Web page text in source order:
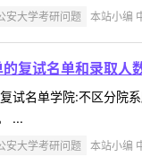
安大学考研问题 本站小编
复试名单和录取人
试名单学院:不区分院
...
安大学考研问题 本站小编